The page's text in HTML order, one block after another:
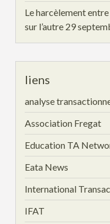
Le harcèlement
sur l’autre 29
liens
analyse
Association Fregat
Education TA
Eata News
International
IFAT